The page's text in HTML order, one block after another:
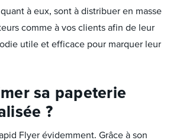
à eux, sont à distribuer en masse
comme à vos clients afin de leur
utile et efficace pour marquer leur
sa papeterie
?
Flyer évidemment. Grâce à son